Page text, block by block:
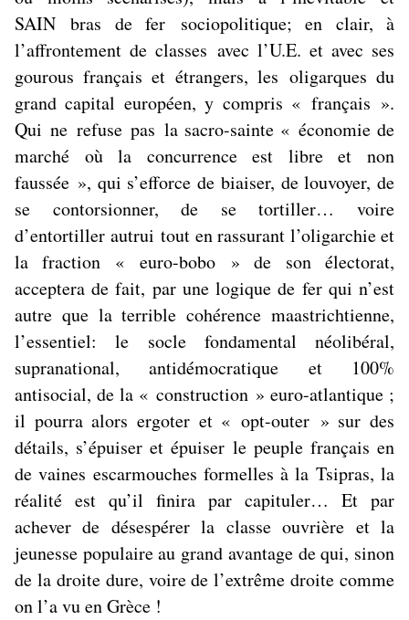
SAINbras de fer sociopolitique; en clair, à
l’affrontement de classes avec l’U.E. et avec ses
gourous français et étrangers, les oligarques du
grand capital européen, y compris « français ».
Quine refusepas la sacro-sainte « économie de
marché où la concurrence est libre et non
faussée », qui s’efforce de biaiser, de louvoyer, de
se contorsionner, de se tortiller… voire
d’entortiller autrui tout en rassurant l’oligarchie et
la fraction « euro-bobo » de son électorat,
acceptera de fait, par une logique de fer qui n’est
autre que la terrible cohérence maastrichtienne,
l’essentiel: le socle fondamental néolibéral,
supranational, antidémocratique et 100%
antisocial, de la « construction » euro-atlantique ;
il pourra alors ergoter et « opt-outer » sur des
détails, s’épuiser et épuiser le peuple français en
de vaines escarmouches formelles à la Tsipras, la
réalité est qu’il finira par capituler… Et par
achever de désespérer la classe ouvrière et la
jeunesse populaire au grand avantage de qui, sinon
de la droite dure, voire de l’extrême droite comme
on l’a vu en Grèce !